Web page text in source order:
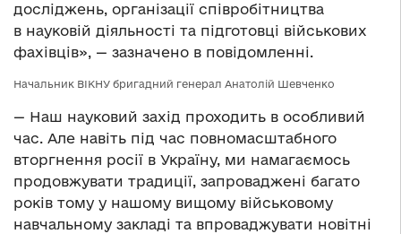
досліджень, організації співробітництва
в науковій діяльності та підготовці військових
фахівців», — зазначено в повідомленні.
Начальник ВІКНУ бригадний генерал Анатолій Шевченко
— Наш науковий захід проходить в особливий
час. Але навіть під час повномасштабного
вторгнення росії в Україну, ми намагаємось
продовжувати традиції, запроваджені багато
років тому у нашому вищому військовому
навчальному закладі та впроваджувати новітні